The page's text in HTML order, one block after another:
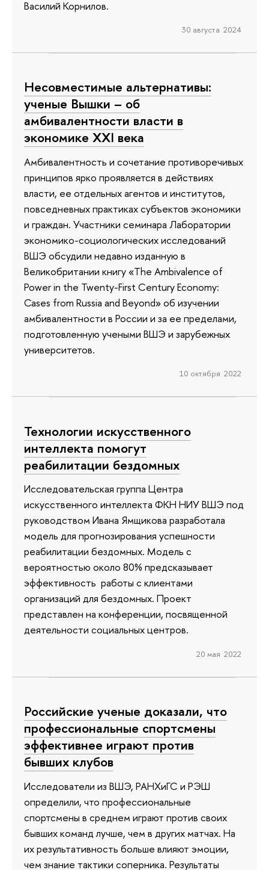
Василий Корнилов.
30 августа 2024
Несовместимые альтернативы:
ученые Вышки – об
амбивалентности власти в
экономике XXI века
Амбивалентность и сочетание противоречивых
принципов ярко проявляется в действиях
власти, ее отдельных агентов и институтов,
повседневных практиках субъектов экономики
и граждан. Участники семинара Лаборатории
экономико-социологических исследований
ВШЭ обсудили недавно изданную в
Великобритании книгу «The Ambivalence of
Power in the Twenty-First Century Economy:
Cases from Russia and Beyond» об изучении
амбивалентности в России и за ее пределами,
подготовленную учеными ВШЭ и зарубежных
университетов.
10 октября 2022
Технологии искусственного
интеллекта помогут
реабилитации бездомных
Исследовательская группа Центра
искусственного интеллекта ФКН НИУ ВШЭ под
руководством Ивана Ямщикова разработала
модель для прогнозирования успешности
реабилитации бездомных. Модель с
вероятностью около 80% предсказывает
эффективность работы с клиентами
организаций для бездомных. Проект
представлен на конференции, посвященной
деятельности социальных центров.
20 мая 2022
Российские ученые доказали, что
профессиональные спортсмены
эффективнее играют против
бывших клубов
Исследователи из ВШЭ, РАНХиГС и РЭШ
определили, что профессиональные
спортсмены в среднем играют против своих
бывших команд лучше, чем в других матчах. На
их результативность больше влияют эмоции,
чем знание тактики соперника. Результаты